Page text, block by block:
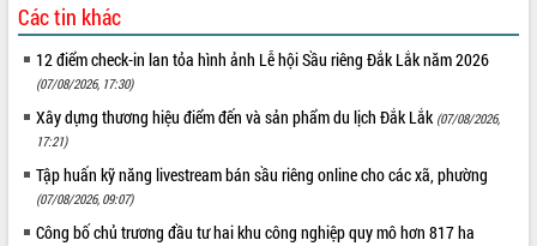
Các tin khác
12 điểm check-in lan tỏa hình ảnh Lễ hội Sầu riêng Đắk Lắk năm 2026
(07/08/2026, 17:30)
Xây dựng thương hiệu điểm đến và sản phẩm du lịch Đắk Lắk (07/08/2026,
17:21)
Tập huấn kỹ năng livestream bán sầu riêng online cho các xã, phường
(07/08/2026, 09:07)
Công bố chủ trương đầu tư hai khu công nghiệp quy mô hơn 817 ha